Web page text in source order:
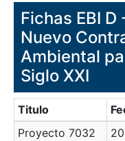
Fichas EBI D
Nuevo
Ambiental
Siglo XXI
Titulo
Proyecto 7032